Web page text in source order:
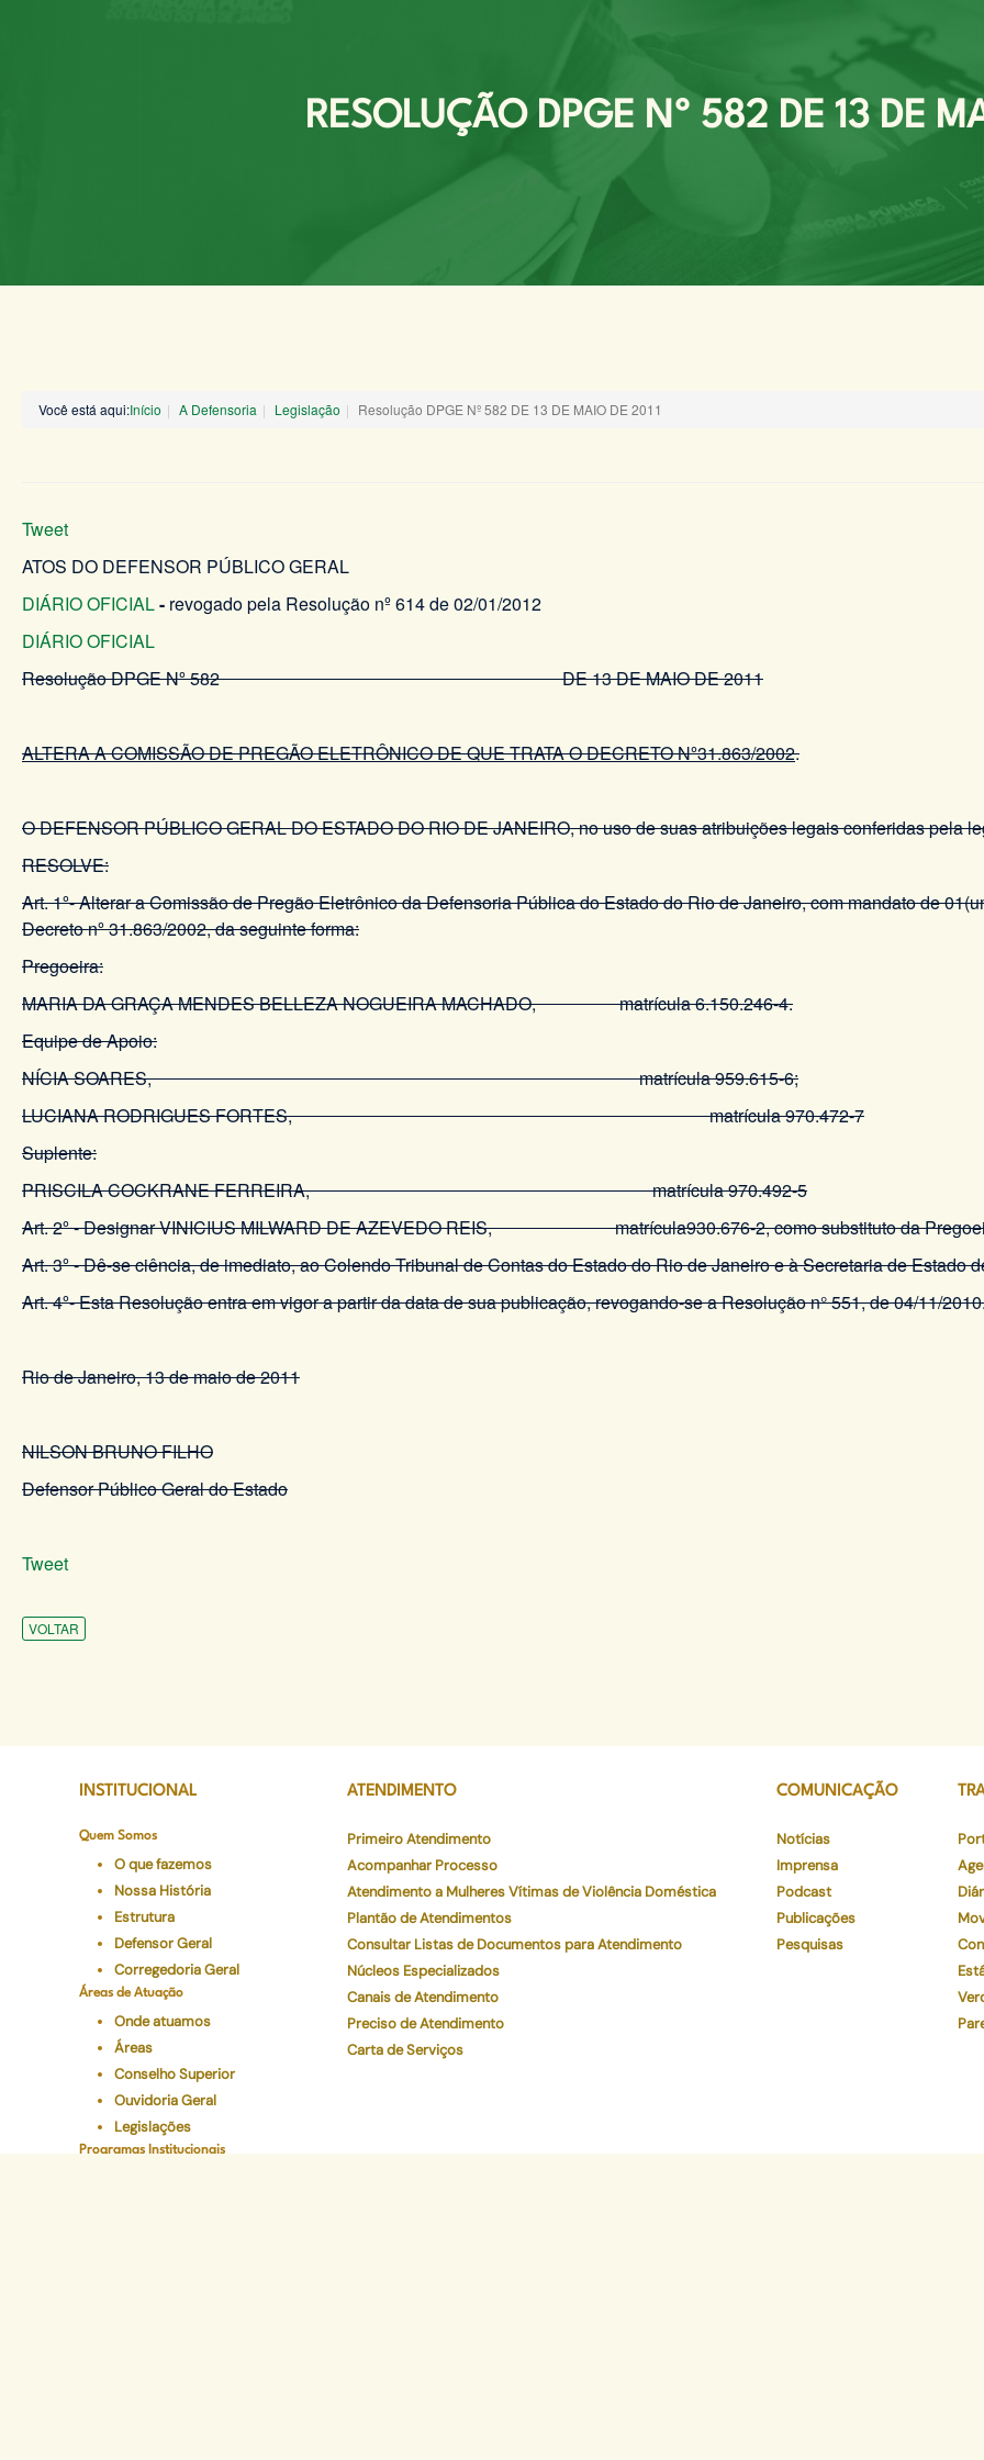
RESOLUÇÃO DPGE Nº 582 DE 13 DE
Você está aqui:Início A Defensoria Legislação Resolução DPGE Nº 582 DE 13 DE MAIO DE 2011
Tweet
ATOS DO DEFENSOR PÚBLICO GERAL
DIÁRIO OFICIAL- revogado pela Resolução nº 614 de 02/01/2012
DIÁRIO OFICIAL
Resolução DPGE Nº 582 DE 13 DE MAIO DE 2011
ALTERA A COMISSÃO DE PREGÃO ELETRÔNICO DE QUE TRATA O DECRETO Nº31.863/2002.
O DEFENSOR PÚBLICO GERAL DO ESTADO DO RIO DE JANEIRO, no uso de suas atribuições legais conferidas pela
RESOLVE:
Art. 1º- Alterar a Comissão de Pregão Eletrônico da Defensoria Pública do Estado do Rio de Janeiro, com mandato de
Decreto nº 31.863/2002, da seguinte forma:
Pregoeira:
MARIA DA GRAÇA MENDES BELLEZA NOGUEIRA MACHADO, matrícula 6.150.246-4.
Equipe de Apoio:
NÍCIA SOARES, matrícula 959.615-6;
LUCIANA RODRIGUES FORTES, matrícula 970.472-7
Suplente:
PRISCILA COCKRANE FERREIRA, matrícula 970.492-5
Art. 2º - Designar VINICIUS MILWARD DE AZEVEDO REIS, matrícula930.676-2, como substituto da
Art. 3º - Dê-se ciência, de imediato, ao Colendo Tribunal de Contas do Estado do Rio de Janeiro e à Secretaria de Estado
Art. 4º- Esta Resolução entra em vigor a partir da data de sua publicação, revogando-se a Resolução n° 551, de 04/11/
Rio de Janeiro, 13 de maio de 2011
NILSON BRUNO FILHO
Defensor Público Geral do Estado
Tweet
VOLTAR
INSTITUCIONAL
Quem Somos
O que fazemos
Nossa História
Estrutura
Defensor Geral
Corregedoria Geral
Áreas de Atuação
Onde atuamos
Áreas
Conselho Superior
Ouvidoria Geral
Legislações
Programas Institucionais
ATENDIMENTO
Primeiro Atendimento
Acompanhar Processo
Atendimento a Mulheres Vítimas de Violência Doméstica
Plantão de Atendimentos
Consultar Listas de Documentos para Atendimento
Núcleos Especializados
Canais de Atendimento
Preciso de Atendimento
Carta de Serviços
COMUNICAÇÃO
Notícias
Imprensa
Podcast
Publicações
Pesquisas